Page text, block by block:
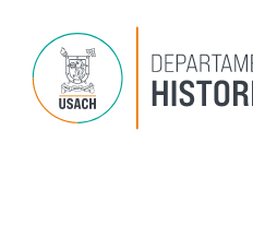
contenido